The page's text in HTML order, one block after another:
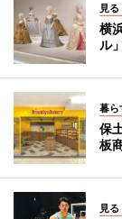
見
横
ル
暮ら
保
板
見